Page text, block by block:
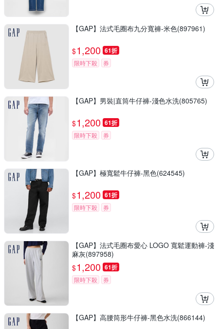
【GAP】法式毛圈布九分寬褲-米色(897961)
$1,200 61折
限時下殺 券
【GAP】男裝|直筒牛仔褲-淺色水洗(805765)
$1,200 61折
限時下殺 券
【GAP】極寬鬆牛仔褲-黑色(624545)
$1,200 61折
限時下殺 券
【GAP】法式毛圈布愛心 LOGO 寬鬆運動褲-淺
麻灰(897958)
$1,200 61折
限時下殺 券
【GAP】高腰筒形牛仔褲-黑色水洗(866144)